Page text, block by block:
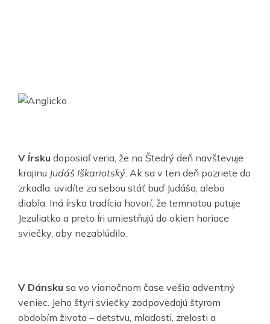
V Írsku doposiaľ veria, že na Štedrý deň navštevuje
krajinu Judáš Iškariotský . Ak sa v ten deň pozriete do
zrkadla, uvidíte za sebou stáť buď Judáša, alebo
diabla. Iná írska tradícia hovorí, že temnotou putuje
Jezuliatko a preto Íri umiestňujú do okien horiace
sviečky, aby nezablúdilo.
V Dánsku sa vo vianočnom čase vešia adventný
veniec. Jeho štyri sviečky zodpovedajú štyrom
obdobím života – detstvu, mladosti, zrelosti a